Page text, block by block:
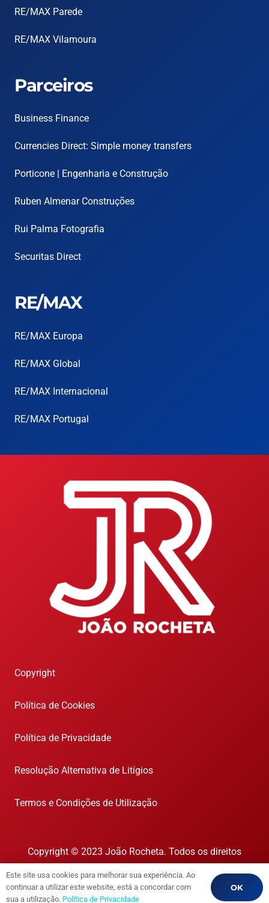
RE/MAX Parede
RE/MAX Vilamoura
Parceiros
Business Finance
Currencies Direct: Simple money transfers
Porticone | Engenharia e Construção
Ruben Almenar Construções
Rui Palma Fotografia
Securitas Direct
RE/MAX
RE/MAX Europa
RE/MAX Global
RE/MAX Internacional
RE/MAX Portugal
Copyright
Política de Cookies
Política de Privacidade
Resolução Alternativa de Litígios
Termos e Condições de Utilização
Copyright © 2023 João Rocheta. Todos os direitos
reservados.
AMI 1718
Este site usa cookies para melhorar sua experiência. Ao
continuar a utilizar este website, está a concordar com
sua a utilização. Política de Privacidade
OK